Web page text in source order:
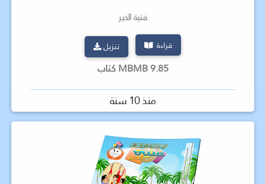
فتية الخير
قراءة تنزيل
9.85 MBMB كتاب
منذ 10 سنة